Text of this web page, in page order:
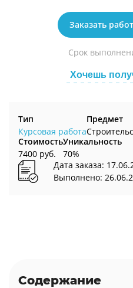
Заказать
Срок
Хочешь
Тип
Курсовая работа
Предмет
Стоимость
7400 руб.
Уникальность
70%
Дата заказа:
Выполнено:
Содержание